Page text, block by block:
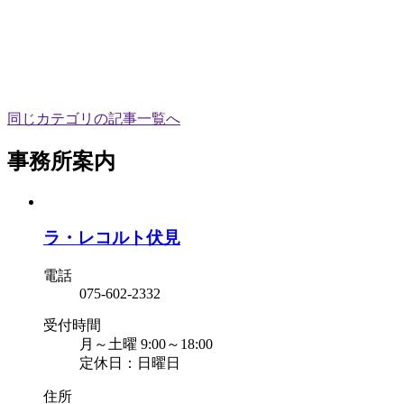
同じカテゴリの記事⼀覧へ
事務所案内
ラ・レコルト伏見
電話
075-602-2332
受付時間
月～土曜 9:00～18:00
定休日：日曜日
住所